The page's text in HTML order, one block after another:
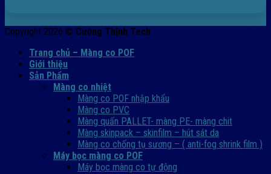
Copyright 2026 © Cường Thịnh Tech
Trang chủ – Màng co POF
Giới thiệu
Sản Phẩm
Màng co nhiệt
Màng co POF nhập khẩu
Màng co PVC
Màng quấn PALLET- màng PE- màng chit
Màng skinpack – skinfilm – hút sát da
Màng co chống tụ sương – ( anti-fog shrink film )
Máy bọc màng co POF
Máy bọc màng co tự động